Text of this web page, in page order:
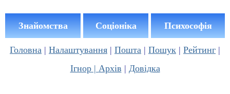
Знайомства Соціоніка Психософія
Головна | Налаштування | Пошта | Пошук | Рейтинг |
Ігнор | Архів | Довідка